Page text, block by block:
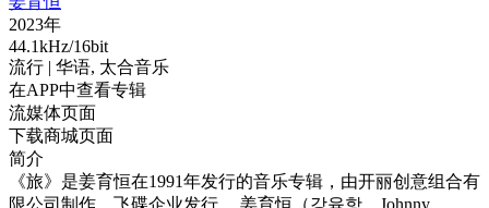
2023年
44.1kHz/16bit
流行 | 华语, 太合音乐
在APP中查看专辑
流媒体页面
下载商城页面
简介
《旅》是姜育恒在1991年发行的音乐专辑，由开丽创意组合有
限公司制作，飞碟企业发行。 姜育恒（강육항、Johnny